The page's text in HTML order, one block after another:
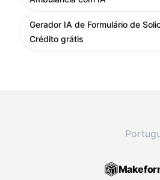
Gerador IA de Formulário de
Crédito grátis
Mudar